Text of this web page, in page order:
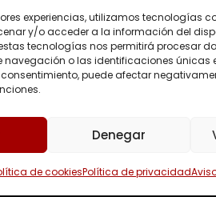
experiencias, utilizamos tecnologías
y/o acceder a la información del
tecnologías nos permitirá procesar
o las identificaciones únicas
consentimiento, puede afectar
Denegar
de cookiesPolítica de privacidad